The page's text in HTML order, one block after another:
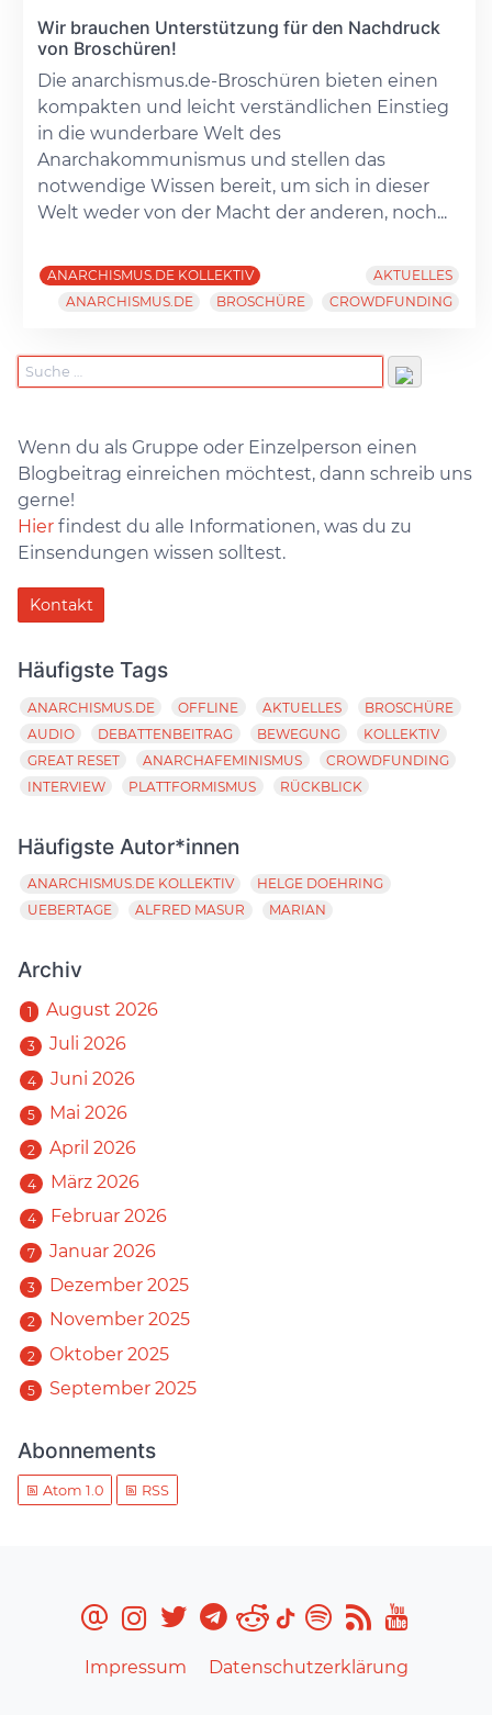
Wir brauchen Unterstützung für den Nachdruck
von Broschüren!
Die anarchismus.de-Broschüren bieten einen
kompakten und leicht verständlichen Einstieg
in die wunderbare Welt des
Anarchakommunismus und stellen das
notwendige Wissen bereit, um sich in dieser
Welt weder von der Macht der anderen, noch...
ANARCHISMUS.DE KOLLEKTIV
AKTUELLES
ANARCHISMUS.DE
BROSCHÜRE CROWDFUNDING
Wenn du als Gruppe oder Einzelperson einen
Blogbeitrag einreichen möchtest, dann schreib uns
gerne!
Hier findest du alle Informationen, was du zu
Einsendungen wissen solltest.
Kontakt
Häufigste Tags
ANARCHISMUS.DE OFFLINE AKTUELLES
BROSCHÜRE
AUDIO
DEBATTENBEITRAG BEWEGUNG
KOLLEKTIV
GREAT RESET
ANARCHAFEMINISMUS
CROWDFUNDING
INTERVIEW
PLATTFORMISMUS RÜCKBLICK
Häufigste Autor*innen
ANARCHISMUS.DE KOLLEKTIV
HELGE DOEHRING
UEBERTAGE
ALFRED MASUR MARIAN
Archiv
1 August 2026
3 Juli 2026
4 Juni 2026
5 Mai 2026
2 April 2026
4 März 2026
4 Februar 2026
7 Januar 2026
3 Dezember 2025
2 November 2025
2 Oktober 2025
5 September 2025
Abonnements
Atom 1.0 RSS
Impressum Datenschutzerklärung